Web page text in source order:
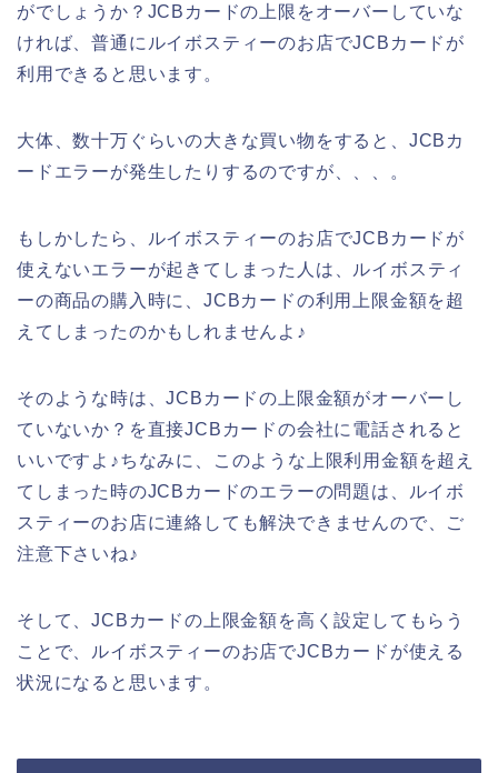
がでしょうか？JCBカードの上限をオーバーしていな
ければ、普通にルイボスティーのお店でJCBカードが
利用できると思います。
大体、数十万ぐらいの大きな買い物をすると、JCBカ
ードエラーが発生したりするのですが、、、。
もしかしたら、ルイボスティーのお店でJCBカードが
使えないエラーが起きてしまった人は、ルイボスティ
ーの商品の購入時に、JCBカードの利用上限金額を超
えてしまったのかもしれませんよ♪
そのような時は、JCBカードの上限金額がオーバーし
ていないか？を直接JCBカードの会社に電話されると
いいですよ♪ちなみに、このような上限利用金額を超え
てしまった時のJCBカードのエラーの問題は、ルイボ
スティーのお店に連絡しても解決できませんので、ご
注意下さいね♪
そして、JCBカードの上限金額を高く設定してもらう
ことで、ルイボスティーのお店でJCBカードが使える
状況になると思います。